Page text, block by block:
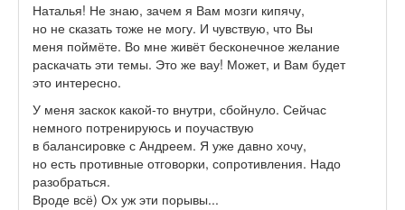
Наталья! Не знаю, зачем я Вам мозги кипячу,
но не сказать тоже не могу. И чувствую, что Вы
меня поймёте. Во мне живёт бесконечное желание
раскачать эти темы. Это же вау! Может, и Вам будет
это интересно.
У меня заскок какой-то внутри, сбойнуло. Сейчас
немного потренируюсь и поучаствую
в балансировке с Андреем. Я уже давно хочу,
но есть противные отговорки, сопротивления. Надо
разобраться.
Вроде всё) Ох уж эти порывы...